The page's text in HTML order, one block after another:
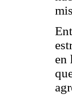
en